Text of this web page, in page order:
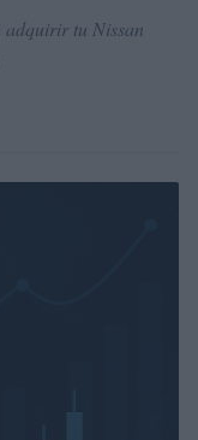
tu Nissan